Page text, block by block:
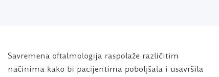
Savremena oftalmologija raspolaže različitim
načinima kako bi pacijentima poboljšala i usavršila